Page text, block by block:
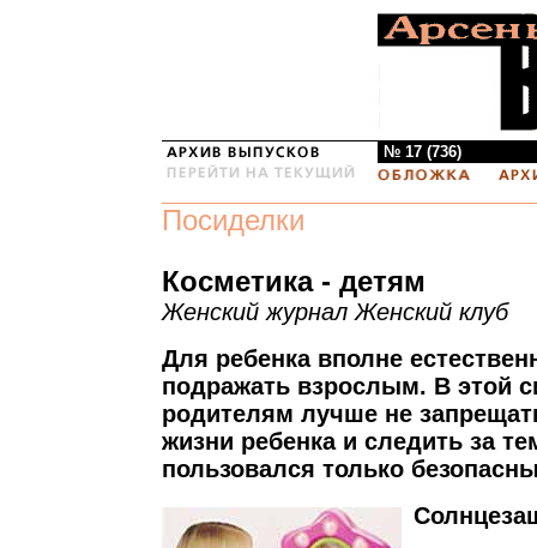
№ 17 (736)
Посиделки
Косметика - детям
Женский журнал Женский клуб
Для ребенка вполне
подражать взрослым. В этой
родителям лучше не
жизни ребенка и следить за
пользовался только